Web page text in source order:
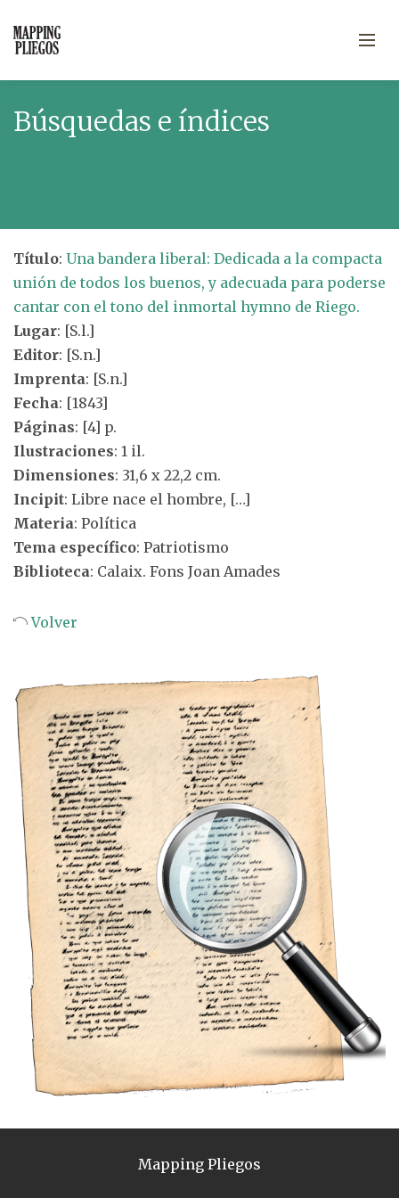
Búsquedas e índices
Título: Una bandera liberal: Dedicada a la compacta
unión de todos los buenos, y adecuada para poderse
cantar con el tono del inmortal hymno de Riego.
Lugar: [S.l.]
Editor: [S.n.]
Imprenta: [S.n.]
Fecha: [1843]
Páginas: [4] p.
Ilustraciones: 1 il.
Dimensiones: 31,6 x 22,2 cm.
Incipit: Libre nace el hombre, […]
Materia: Política
Tema específico: Patriotismo
Biblioteca: Calaix. Fons Joan Amades
Volver
Mapping Pliegos